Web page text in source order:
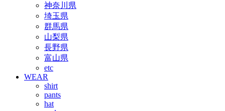
神奈川県
埼玉県
群馬県
山梨県
長野県
富山県
etc
WEAR
shirt
pants
hat